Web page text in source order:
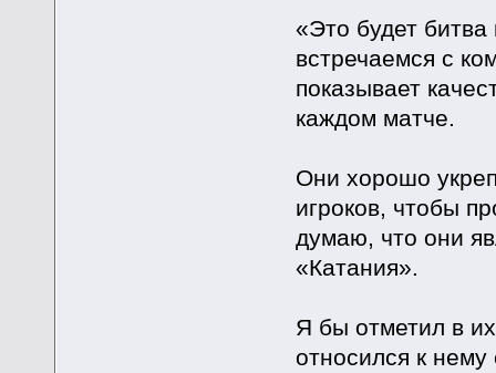
«Это будет
встречаемся с
показывает
каждом матче.
Они хорошо
игроков, чтобы
думаю, что они
«Катания».
Я бы отметил в
относился к